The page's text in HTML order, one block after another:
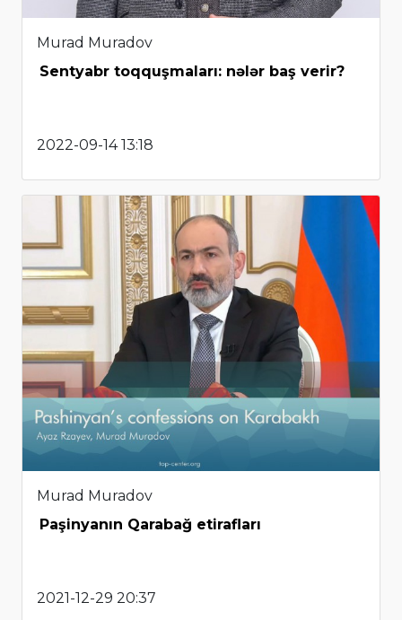
Murad Muradov
Sentyabr toqquşmaları: nələr baş verir?
2022-09-14 13:18
Murad Muradov
Paşinyanın Qarabağ etirafları
2021-12-29 20:37